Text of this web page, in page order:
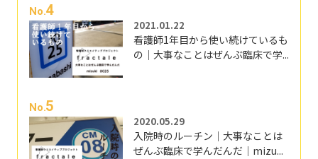
No.4
2021.01.22
看護師1年目から使い続けているも
の｜大事なことはぜんぶ臨床で学...
No.5
2020.05.29
入院時のルーチン｜大事なことは
ぜんぶ臨床で学んだんだ｜mizu...